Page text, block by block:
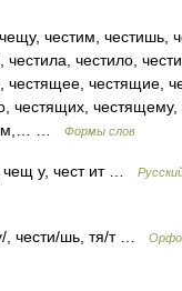
честим, честишь,
честила, честило,
честящие,
честящих, честящему,
…
Формы слов
чещ у, чест ит …
чести/шь, тя/т …